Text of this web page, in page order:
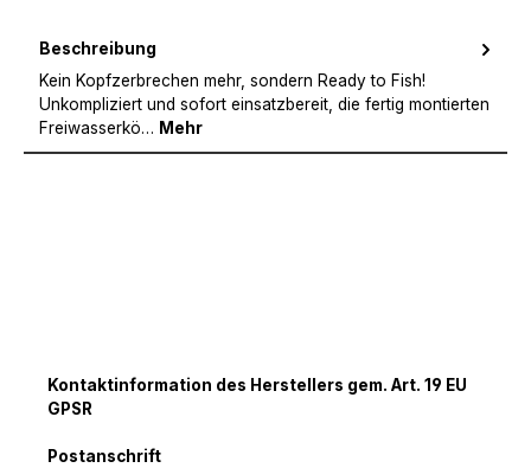
Beschreibung
Kein Kopfzerbrechen mehr, sondern Ready to Fish!
Unkompliziert und sofort einsatzbereit, die fertig montierten
Freiwasserkö… Mehr
Kontaktinformation des Herstellers gem. Art. 19 EU
GPSR
Postanschrift